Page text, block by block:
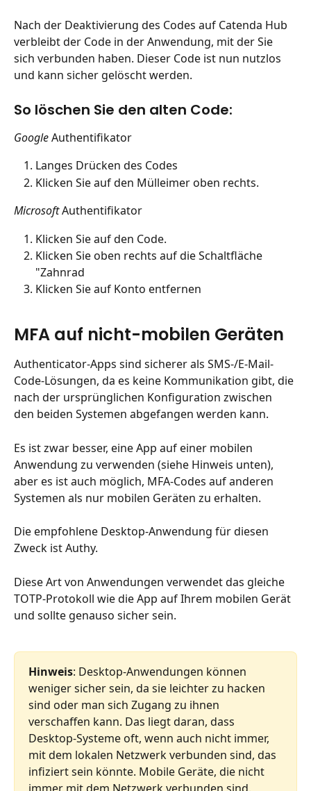
Nach der Deaktivierung des Codes auf Catenda Hub
verbleibt der Code in der Anwendung, mit der Sie
sich verbunden haben. Dieser Code ist nun nutzlos
und kann sicher gelöscht werden.
So löschen Sie den alten Code:
Google Authentifikator
Langes Drücken des Codes
Klicken Sie auf den Mülleimer oben rechts.
Microsoft Authentifikator
Klicken Sie auf den Code.
Klicken Sie oben rechts auf die Schaltfläche
"Zahnrad
Klicken Sie auf Konto entfernen
MFA auf nicht-mobilen Geräten
Authenticator-Apps sind sicherer als SMS-/E-Mail-
Code-Lösungen, da es keine Kommunikation gibt, die
nach der ursprünglichen Konfiguration zwischen
den beiden Systemen abgefangen werden kann.
Es ist zwar besser, eine App auf einer mobilen
Anwendung zu verwenden (siehe Hinweis unten),
aber es ist auch möglich, MFA-Codes auf anderen
Systemen als nur mobilen Geräten zu erhalten.
Die empfohlene Desktop-Anwendung für diesen
Zweck ist Authy.
Diese Art von Anwendungen verwendet das gleiche
TOTP-Protokoll wie die App auf Ihrem mobilen Gerät
und sollte genauso sicher sein.
Hinweis: Desktop-Anwendungen können
weniger sicher sein, da sie leichter zu hacken
sind oder man sich Zugang zu ihnen
verschaffen kann. Das liegt daran, dass
Desktop-Systeme oft, wenn auch nicht immer,
mit dem lokalen Netzwerk verbunden sind, das
infiziert sein könnte. Mobile Geräte, die nicht